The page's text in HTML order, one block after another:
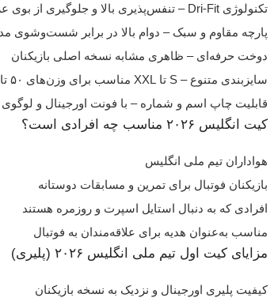
تکنولوژی Dri-Fit – تنفس‌پذیری بالا و جلوگیری از بوی عرق
پارچه مقاوم و سبک – دوام بالا در برابر شست‌وشوی
دوخت حرفه‌ای – ظاهری مشابه نسخه اصلی بازیکنان
سایزبندی متنوع – S تا XXL مناسب برای وزن‌های ۵۰ تا ۱۰۵ کیلوگرم
قابلیت چاپ اسم و شماره – با فونت اورجینال و لوگوی
کیت انگلیس ۲۰۲۶ مناسب چه افرادی است؟
هواداران تیم ملی انگلیس
بازیکنان فوتبال برای تمرین و مسابقات دوستانه
افرادی که به دنبال استایل اسپرت و روزمره هستند
مناسب به‌عنوان هدیه برای علاقه‌مندان به فوتبال
مزایای کیت اول تیم ملی انگلیس ۲۰۲۶ (پلیری)
کیفیت پلیری اورجینال و نزدیک به نسخه بازیکنان